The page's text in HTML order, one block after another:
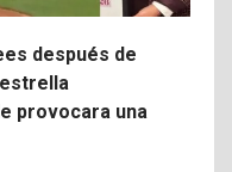
después de
provocara una